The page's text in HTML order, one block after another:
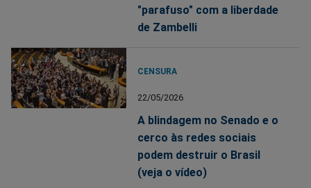
"parafuso" com a liberdade
de Zambelli
CENSURA
22/05/2026
A blindagem no Senado e o
cerco às redes sociais
podem destruir o Brasil
(veja o vídeo)